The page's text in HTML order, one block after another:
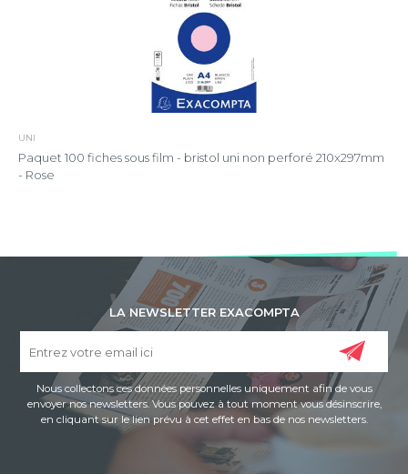
UNI
Paquet 100 fiches sous film - bristol uni non perforé 210x297mm
- Rose
LA NEWSLETTER EXACOMPTA
Nous collectons ces données personnelles uniquement afin de vous
envoyer nos newsletters. Vous pouvez à tout moment vous désinscrire,
en cliquant sur le lien prévu à cet effet en bas de nos newsletters.